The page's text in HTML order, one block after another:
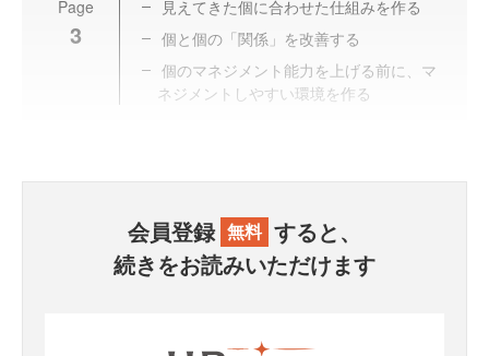
Page
3
見えてきた個に合わせた仕組みを作る
個と個の「関係」を改善する
個のマネジメント能力を上げる前に、マ
ネジメントしやすい環境を作る
会員登録 無料 すると、
続きをお読みいただけます